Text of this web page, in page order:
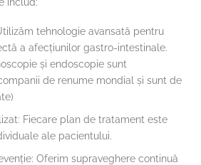
tehnologie avansată pentru
a afecțiunilor gastro-intestinale.
și endoscopie sunt
de renume mondial și sunt de
Fiecare plan de tratament este
ale pacientului.
Oferim supraveghere continuă